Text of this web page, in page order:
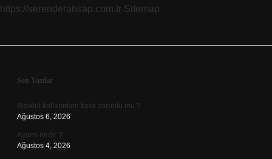
https://serenderahsap.com.tr Sitemap
Sidebar
Son Yazılar
Bisiklet kullanırken kask zorunlu mu ?
Ağustos 6, 2026
Avans nedir ?
Ağustos 4, 2026